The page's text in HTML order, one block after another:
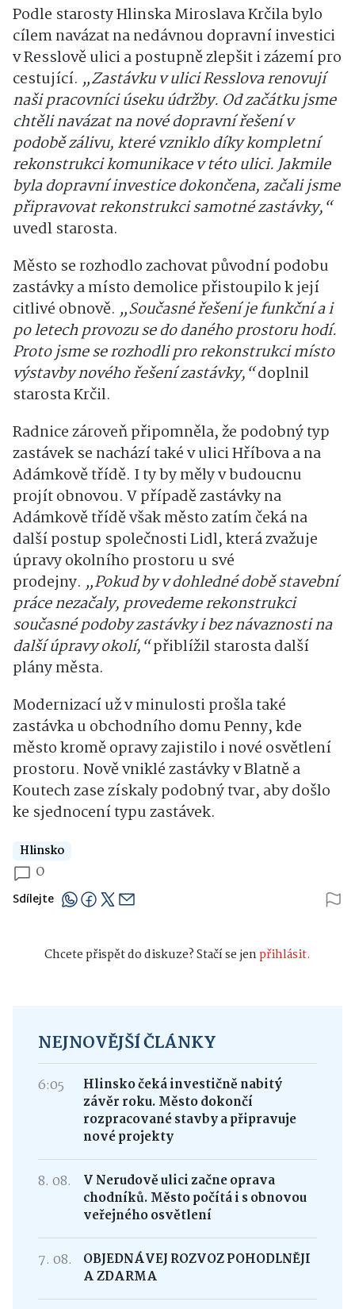
Podle starosty HlinskaMiroslava Krčilabylo
cílem navázat na nedávnou dopravní investici
v Resslově ulici a postupně zlepšit i zázemí pro
cestující. „Zastávku v ulici Resslova renovují
naši pracovníci úseku údržby. Od začátku jsme
chtěli navázat na nové dopravní řešení v
podobě zálivu, které vzniklo díky kompletní
rekonstrukci komunikace v této ulici. Jakmile
byla dopravní investice dokončena, začali jsme
připravovat rekonstrukci samotné zastávky,“
uvedl starosta.
Město se rozhodlo zachovat původní podobu
zastávky a místo demolice přistoupilo k její
citlivé obnově. „Současné řešení je funkční a i
po letech provozu se do daného prostoru hodí.
Proto jsme se rozhodli pro rekonstrukci místo
výstavby nového řešení zastávky,“doplnil
starosta Krčil.
Radnice zároveň připomněla, že podobný typ
zastávek se nachází také v ulici Hříbova a na
Adámkově třídě. I ty by měly v budoucnu
projít obnovou. V případě zastávky na
Adámkově třídě však město zatím čeká na
další postup společnostiLidl, která zvažuje
úpravy okolního prostoru u své
prodejny. „Pokud by v dohledné době stavební
práce nezačaly, provedeme rekonstrukci
současné podoby zastávky i bez návaznosti na
další úpravy okolí,“přiblížil starosta další
plány města.
Modernizací už v minulosti prošla také
zastávka u obchodního domuPenny, kde
město kromě opravy zajistilo i nové osvětlení
prostoru. Nově vniklé zastávky v Blatně a
Koutech zase získaly podobný tvar, aby došlo
ke sjednocení typu zastávek.
Hlinsko
0
Sdílejte
Chcete přispět do diskuze? Stačí se jenpřihlásit.
NEJNOVĚJŠÍ ČLÁNKY
6:05
Hlinsko čeká investičně nabitý
závěr roku. Město dokončí
rozpracované stavby a připravuje
nové projekty
8. 08.
V Nerudově ulici začne oprava
chodníků. Město počítá i s obnovou
veřejného osvětlení
7. 08.
OBJEDNÁVEJ ROZVOZ POHODLNĚJI
A ZDARMA